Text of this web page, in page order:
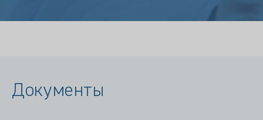
Документы